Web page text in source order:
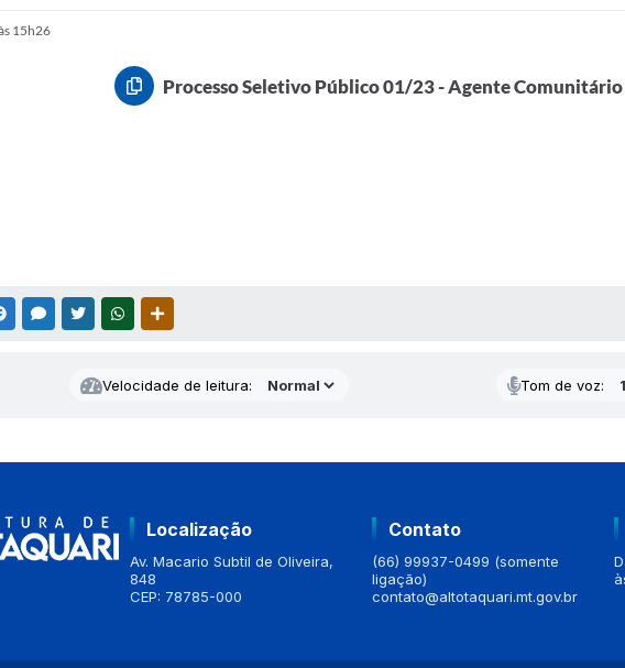
15h26
Processo Seletivo Público 01/23 - Agente Comunitário
FACEBOOKMESSENGER
TWITTERWHATSAPP
Velocidade de leitura: Tom de voz:
Localização
Av. Macario Subtil de Oliveira,
848
CEP: 78785-000
Contato
(66) 99937-0499 (somente
ligação)
contato@altotaquari.mt.gov.br